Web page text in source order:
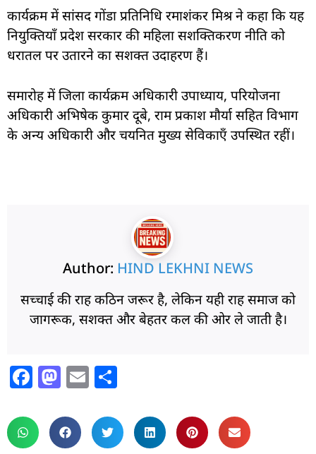
कार्यक्रम में सांसद गोंडा प्रतिनिधि रमाशंकर मिश्र ने कहा कि यह
नियुक्तियाँ प्रदेश सरकार की महिला सशक्तिकरण नीति को
धरातल पर उतारने का सशक्त उदाहरण हैं।
समारोह में जिला कार्यक्रम अधिकारी उपाध्याय, परियोजना
अधिकारी अभिषेक कुमार दूबे, राम प्रकाश मौर्या सहित विभाग
के अन्य अधिकारी और चयनित मुख्य सेविकाएँ उपस्थित रहीं।
Author: HIND LEKHNI NEWS
सच्चाई की राह कठिन जरूर है, लेकिन यही राह समाज को
जागरूक, सशक्त और बेहतर कल की ओर ले जाती है।
F
c
e
M
st
o
E
ai
l
ar
e